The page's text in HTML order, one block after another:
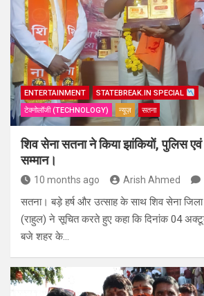
ENTERTAINMENT
STATEBREAK.IN SPECIAL
टेक्नोलॉजी (TECHNOLOGY)
न्यूज़ सतना
शिव सेना सतना ने किया झांकियों, पुलिस एवं
सम्मान।
10 months ago Arish Ahmed
सतना। बड़े हर्ष और उत्साह के साथ शिव सेना
(राहुल) ने सूचित करते हुए कहा कि दिनांक 04
बजे शहर के…